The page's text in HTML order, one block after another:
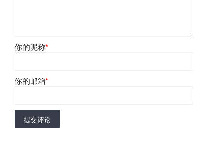
你的昵称*
你的邮箱*
提交评论